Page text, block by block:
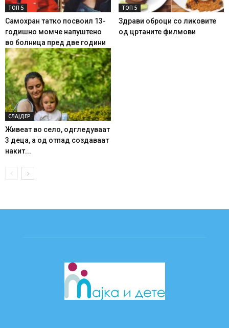
ТОП 5
Самохран татко посвоил 13-
годишно момче напуштено
во болница пред две години
ТОП 5
Здрави оброци со ликовите
од цртаните филмови
СЛАЈДЕР
Живеат во село, одгледуваат
3 деца, а од отпад создаваат
накит...